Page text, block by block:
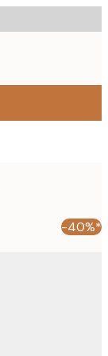
-40%*